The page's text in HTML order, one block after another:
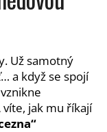
Už samotný
a když se spojí
jak mu říkají